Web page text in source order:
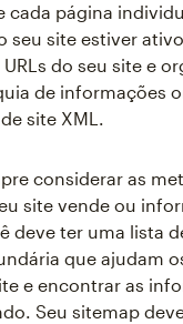
cada página
seu site estiver
do seu site e
de informações
site XML.
considerar as
site vende ou
deve ter uma lista
que ajudam
e encontrar as
Seu sitemap